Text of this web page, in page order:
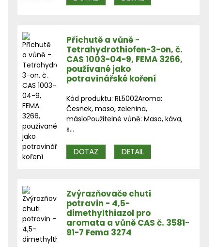
Příchutě a vůně -
Tetrahydrothiofen-3-on, č.
CAS 1003-04-9, FEMA 3266,
používané jako
potravinářské koření
Kód produktu: RL5002Aroma:
Česnek, maso, zelenina,
másloPoužitelné vůně: Maso, káva,
s...
DOTAZ DETAIL
Zvýrazňovače chuti
potravin - 4,5-
dimethylthiazol pro
aromata a vůně CAS č. 3581-
91-7 Fema 3274